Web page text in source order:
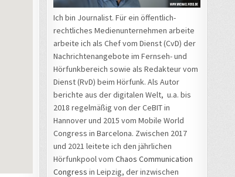
Ich bin Journalist. Für ein öffentlich-
rechtliches Medienunternehmen arbeite
arbeite ich als Chef vom Dienst (CvD) der
Nachrichtenangebote im Fernseh- und
Hörfunkbereich sowie als Redakteur vom
Dienst (RvD) beim Hörfunk. Als Autor
berichte aus der digitalen Welt, u.a. bis
2018 regelmäßig von der CeBIT in
Hannover und 2015 vom Mobile World
Congress in Barcelona. Zwischen 2017
und 2021 leitete ich den jährlichen
Hörfunkpool vom Chaos Communication
Congress in Leipzig, der inzwischen